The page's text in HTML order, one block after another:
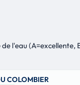
l'eau (A=excellente,
COLOMBIER